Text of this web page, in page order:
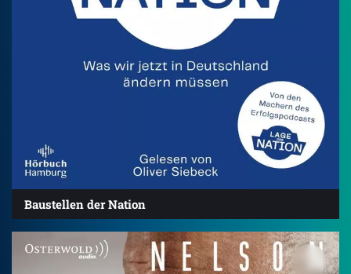
Baustellen der Nation